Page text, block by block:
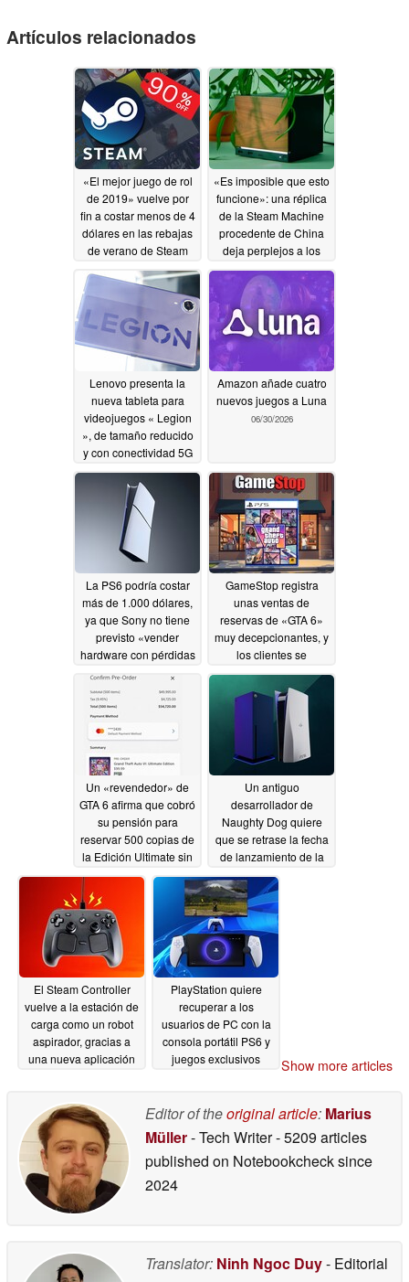
Artículos relacionados
«El mejor juego de rol
de 2019» vuelve por
fin a costar menos de 4
dólares en las rebajas
de verano de Steam
07/01/2026
«Es imposible que esto
funcione»: una réplica
de la Steam Machine
procedente de China
deja perplejos a los
aficionados06/30/2026
Lenovo presenta la
nueva tableta para
videojuegos « Legion
», de tamaño reducido
y con conectividad 5G
06/30/2026
Amazon añade cuatro
nuevos juegos a Luna
06/30/2026
La PS6 podría costar
más de 1.000 dólares,
ya que Sony no tiene
previsto «vender
hardware con pérdidas
significativas»
GameStop registra
unas ventas de
reservas de «GTA 6»
muy decepcionantes, y
los clientes se
decantan por la
«Ultimate Edition» sin
06/30/2026
Un «revendedor» de
GTA 6 afirma que cobró
su pensión para
reservar 500 copias de
la Edición Ultimate sin
darse cuenta de que
no incluyen discos
Un antiguo
desarrollador de
Naughty Dog quiere
que se retrase la fecha
de lanzamiento de la
PS6 y del Proyecto
Helix hasta 2030 o
más adelante
El Steam Controller
vuelve a la estación de
carga como un robot
aspirador, gracias a
una nueva aplicación
PlayStation quiere
recuperar a los
usuarios de PC con la
consola portátil PS6 y
juegos exclusivos
Show more articles
Editor of theoriginal article: Marius
Müller- Tech Writer- 5209 articles
published on Notebookchecksince
2024
Translator: Ninh Ngoc Duy- Editorial